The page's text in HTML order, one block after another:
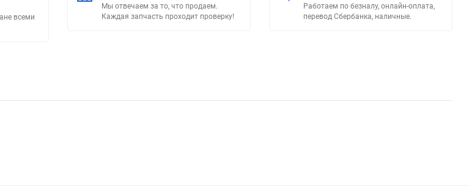
всеми
Мы отвечаем за то, что продаем.
Каждая запчасть проходит проверку!
Работаем по безналу, онлайн-оплата,
перевод Сбербанка, наличные.